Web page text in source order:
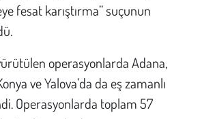
fesat karıştırma” suçunun
operasyonlarda Adana,
ve Yalova’da da eş zamanlı
Operasyonlarda toplam 57